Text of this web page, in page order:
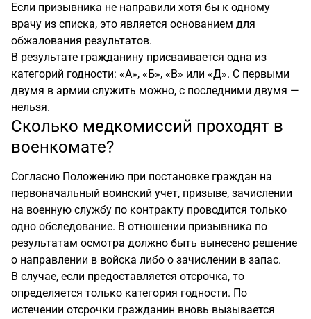
Если призывника не направили хотя бы к одному
врачу из списка, это является основанием для
обжалования результатов.
В результате гражданину присваивается одна из
категорий годности: «А», «Б», «В» или «Д». С первыми
двумя в армии служить можно, с последними двумя —
нельзя.
Сколько медкомиссий проходят в
военкомате?
Согласно Положению при постановке граждан на
первоначальный воинский учет, призыве, зачислении
на военную службу по контракту проводится только
одно обследование. В отношении призывника по
результатам осмотра должно быть вынесено решение
о направлении в войска либо о зачислении в запас.
В случае, если предоставляется отсрочка, то
определяется только категория годности. По
истечении отсрочки гражданин вновь вызывается